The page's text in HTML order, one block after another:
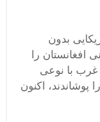
آمریکایی بدون
افغانستان را
با نوعی
اکنون